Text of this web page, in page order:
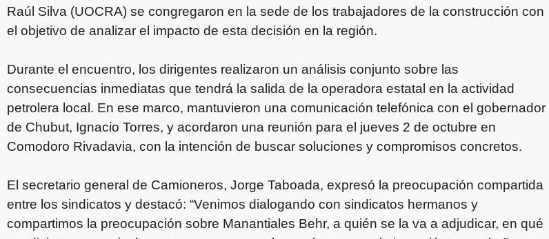
Raúl Silva (UOCRA) se congregaron en la sede de los trabajadores de la construcción con
el objetivo de analizar el impacto de esta decisión en la región.
Durante el encuentro, los dirigentes realizaron un análisis conjunto sobre las
consecuencias inmediatas que tendrá la salida de la operadora estatal en la actividad
petrolera local. En ese marco, mantuvieron una comunicación telefónica con el gobernador
de Chubut, Ignacio Torres, y acordaron una reunión para el jueves 2 de octubre en
Comodoro Rivadavia, con la intención de buscar soluciones y compromisos concretos.
El secretario general de Camioneros, Jorge Taboada, expresó la preocupación compartida
entre los sindicatos y destacó: “Venimos dialogando con sindicatos hermanos y
compartimos la preocupación sobre Manantiales Behr, a quién se la va a adjudicar, en qué